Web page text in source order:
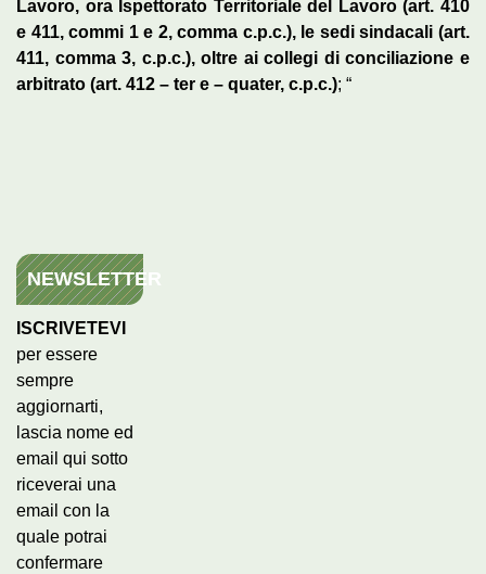
Lavoro, ora Ispettorato Territoriale del Lavoro (art. 410
e 411, commi 1 e 2, comma c.p.c.), le sedi sindacali (art.
411, comma 3, c.p.c.), oltre ai collegi di conciliazione e
arbitrato (art. 412 – ter e – quater, c.p.c.); “
NEWSLETTER
ISCRIVETEVI
per essere
sempre
aggiornarti,
lascia nome ed
email qui sotto
riceverai una
email con la
quale potrai
confermare